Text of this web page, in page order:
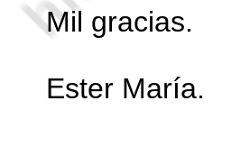
Mil gracias.
Ester María.